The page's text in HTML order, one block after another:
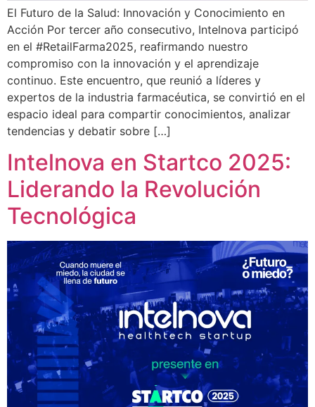
El Futuro de la Salud: Innovación y Conocimiento en
Acción Por tercer año consecutivo, Intelnova participó
en el #RetailFarma2025, reafirmando nuestro
compromiso con la innovación y el aprendizaje
continuo. Este encuentro, que reunió a líderes y
expertos de la industria farmacéutica, se convirtió en el
espacio ideal para compartir conocimientos, analizar
tendencias y debatir sobre […]
Intelnova en Startco 2025:
Liderando la Revolución
Tecnológica